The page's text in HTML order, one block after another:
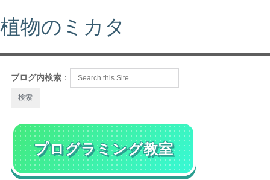
植物のミカタ
ブログ内検索 ：
プログラミング教室